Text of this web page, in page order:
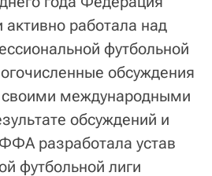
работала над
футбольной
обсуждения
своими международными
обсуждений и
разработала устав
футбольной лиги